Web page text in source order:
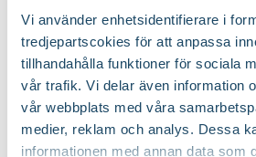
Vi använder enhetsidentifierare i
tredjepartscokies för att anpassa
tillhandahålla funktioner för sociala
vår trafik. Vi delar även information
vår webbplats med våra
medier, reklam och analys. Dessa
informationen med annan data som
Produktspecifikation
Material Björkträ
Längd 50 cm
Du kanske också gillar